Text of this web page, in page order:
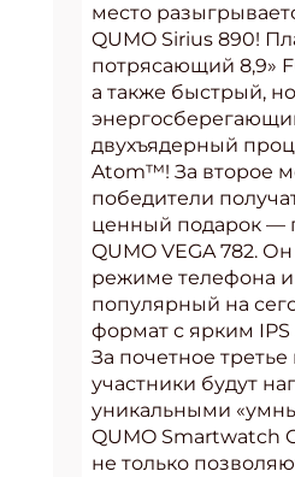
место
QUMO Sirius 890!
потрясающий 8,9»
а также быстрый, но
двухъядерный
Atom™! За второе
победители
ценный подарок —
QUMO VEGA 782.
режиме телефона
популярный на
формат с ярким IPS
За почетное третье
участники будут
уникальными
QUMO Smartwatch
не только